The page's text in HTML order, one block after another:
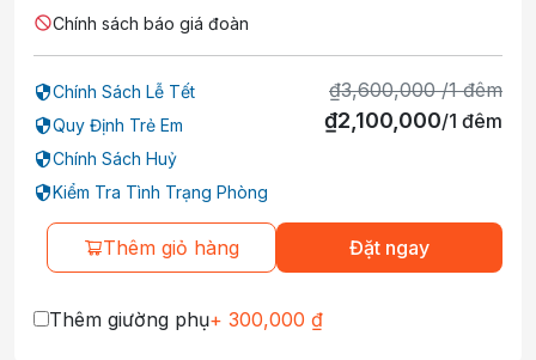
Chính sách báo giá đoàn
Chính Sách Lễ Tết
Quy Định Trẻ Em
Chính Sách Huỷ
Kiểm Tra Tình Trạng Phòng
₫3,600,000 /1 đêm
₫2,100,000/1 đêm
Thêm giỏ hàng Đặt ngay
Thêm giường phụ+ 300,000 ₫